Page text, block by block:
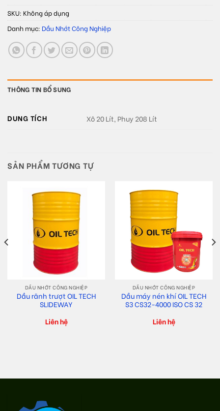
SKU: Không áp dụng
Danh mục: Dầu Nhớt Công Nghiệp
THÔNG TIN BỔ SUNG
DUNG TÍCH Xô 20 Lít, Phuy 208 Lít
SẢN PHẨM TƯƠNG TỰ
DẦU NHỚT CÔNG NGHIỆP
Dầu rãnh trượt OIL TECH
SLIDEWAY
Liên hệ
DẦU NHỚT CÔNG NGHIỆP
Dầu máy nén khí OIL TECH
S3 CS32-4000 ISO CS 32
Liên hệ